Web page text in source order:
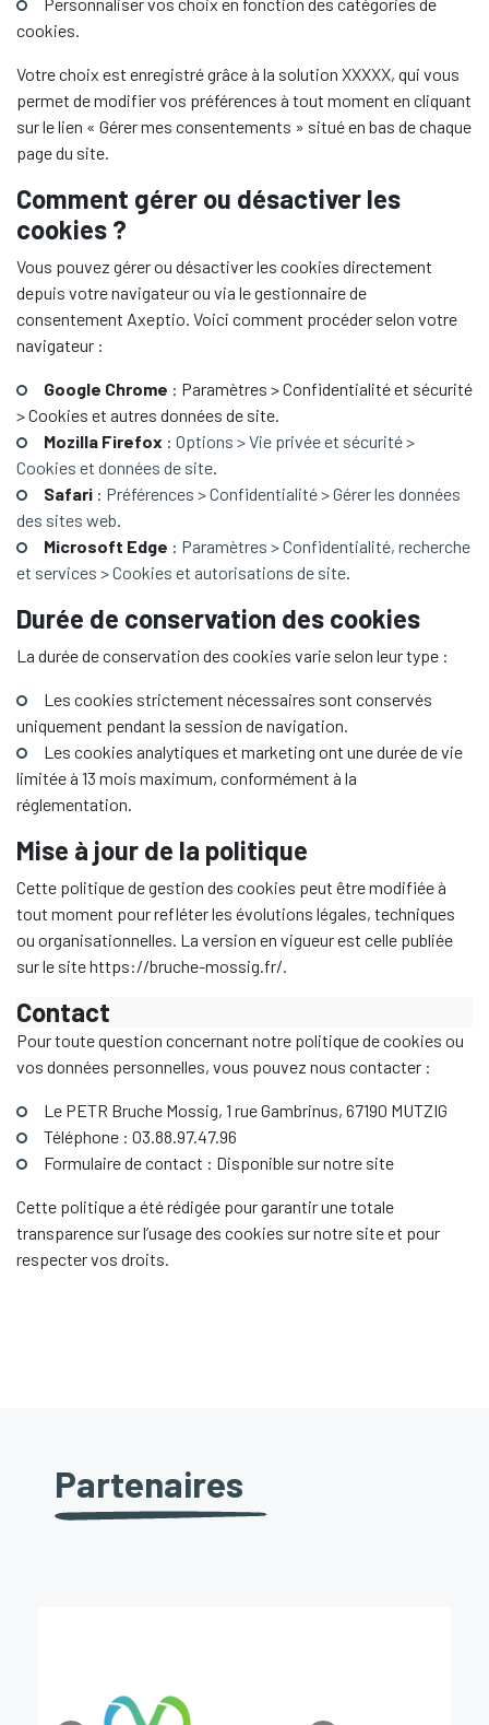
cookies.
Votre choix est enregistré grâce à la solution XXXXX, qui vous
permet de modifier vos préférences à tout moment en cliquant
sur le lien « Gérer mes consentements » situé en bas de chaque
page du site.
Comment gérer ou désactiver les
cookies ?
Vous pouvez gérer ou désactiver les cookies directement
depuis votre navigateur ou via le gestionnaire de
consentement Axeptio. Voici comment procéder selon votre
navigateur :
Google Chrome : Paramètres > Confidentialité et sécurité
> Cookies et autres données de site.
Mozilla Firefox : Options > Vie privée et sécurité >
Cookies et données de site.
Safari : Préférences > Confidentialité > Gérer les données
des sites web.
Microsoft Edge : Paramètres > Confidentialité, recherche
et services > Cookies et autorisations de site.
Durée de conservation des cookies
La durée de conservation des cookies varie selon leur type :
Les cookies strictement nécessaires sont conservés
uniquement pendant la session de navigation.
Les cookies analytiques et marketing ont une durée de vie
limitée à 13 mois maximum, conformément à la
réglementation.
Mise à jour de la politique
Cette politique de gestion des cookies peut être modifiée à
tout moment pour refléter les évolutions légales, techniques
ou organisationnelles. La version en vigueur est celle publiée
sur le site https://bruche-mossig.fr/.
Contact
Pour toute question concernant notre politique de cookies ou
vos données personnelles, vous pouvez nous contacter :
Le PETR Bruche Mossig, 1 rue Gambrinus, 67190 MUTZIG
Téléphone : 03.88.97.47.96
Formulaire de contact : Disponible sur notre site
Cette politique a été rédigée pour garantir une totale
transparence sur l’usage des cookies sur notre site et pour
respecter vos droits.
Partenaires